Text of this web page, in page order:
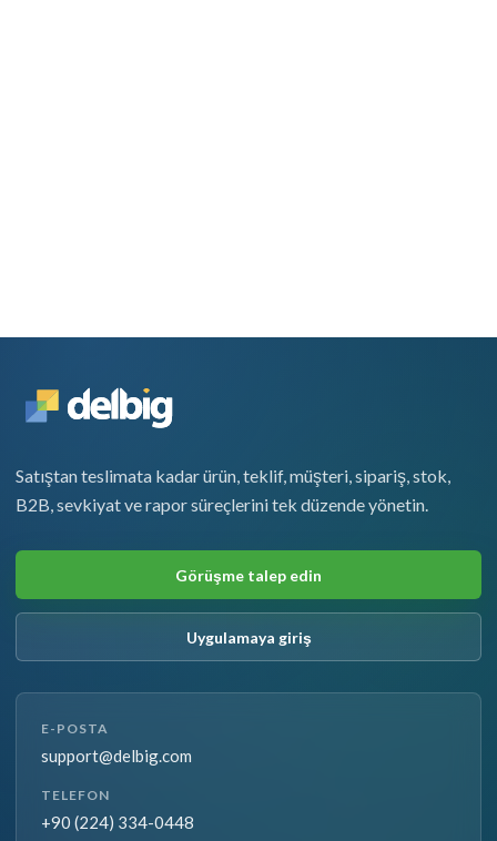
Satıştan teslimata kadar ürün, teklif, müşteri, sipariş, stok,
B2B, sevkiyat ve rapor süreçlerini tek düzende yönetin.
Görüşme talep edin
Uygulamaya giriş
E-POSTA
support@delbig.com
TELEFON
+90 (224) 334-0448